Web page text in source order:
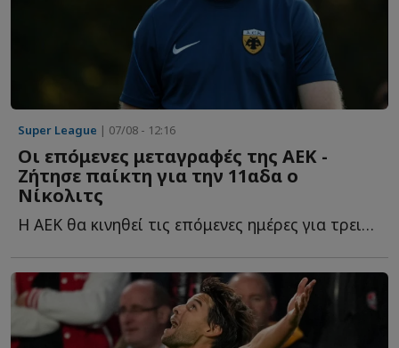
Super League | 07/08 - 12:16
Οι επόμενες μεταγραφές της ΑΕΚ -
Ζήτησε παίκτη για την 11αδα ο
Νίκολιτς
Η ΑΕΚ θα κινηθεί τις επόμενες ημέρες για τρεις ακόμα π...